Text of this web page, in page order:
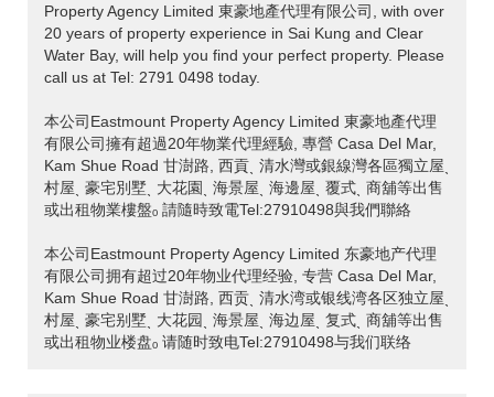
Property Agency Limited 東豪地產代理有限公司, with over
20 years of property experience in Sai Kung and Clear
Water Bay, will help you find your perfect property. Please
call us at Tel: 2791 0498 today.
本公司Eastmount Property Agency Limited 東豪地產代理
有限公司擁有超過20年物業代理經驗, 專營 Casa Del Mar,
Kam Shue Road 甘澍路, 西貢ˎ 清水灣或銀線灣各區獨立屋ˎ
村屋ˎ 豪宅別墅ˎ 大花園ˎ 海景屋ˎ 海邊屋ˎ 覆式ˎ 商舖等出售
或出租物業樓盤ₒ 請隨時致電Tel:27910498與我們聯絡
本公司Eastmount Property Agency Limited 东豪地产代理
有限公司拥有超过20年物业代理经验, 专营 Casa Del Mar,
Kam Shue Road 甘澍路, 西贡ˎ 清水湾或银线湾各区独立屋ˎ
村屋ˎ 豪宅别墅ˎ 大花园ˎ 海景屋ˎ 海边屋ˎ 复式ˎ 商舖等出售
或出租物业楼盘ₒ 请随时致电Tel:27910498与我们联络